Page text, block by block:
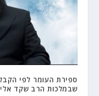
שבמלכות הרב שקד